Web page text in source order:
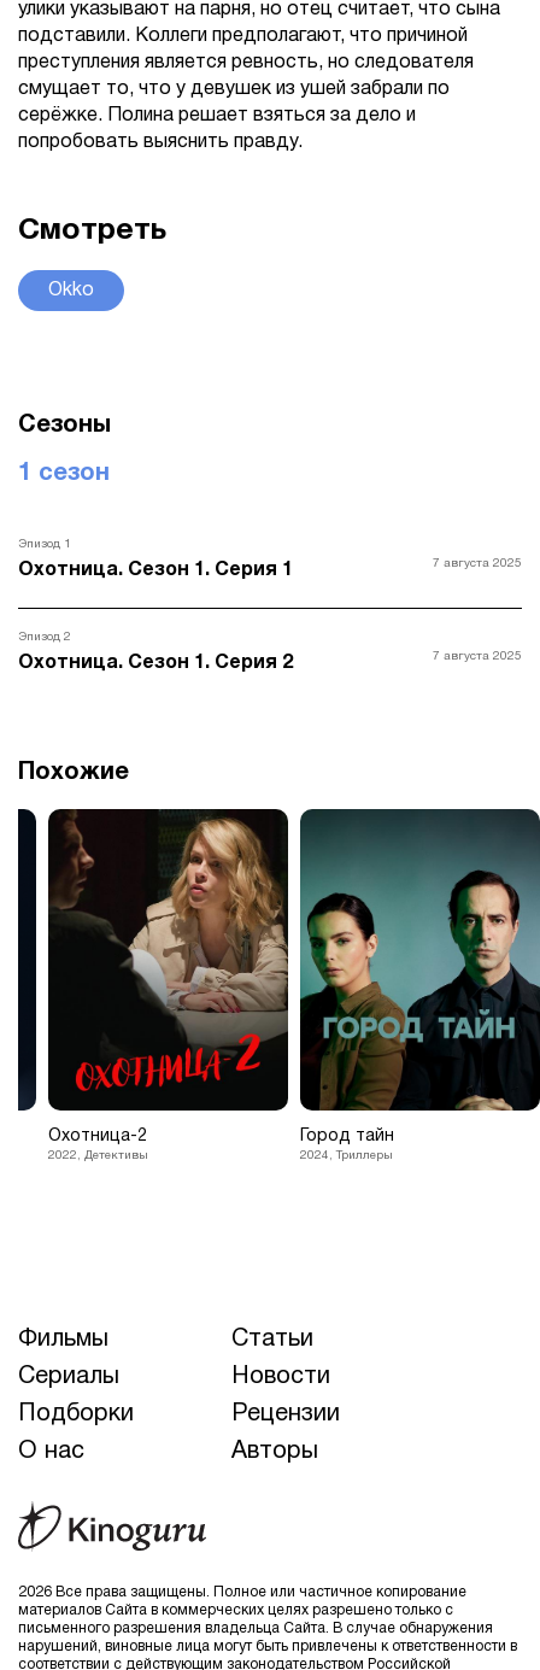
улики указывают на парня, но отец считает, что сына
подставили. Коллеги предполагают, что причиной
преступления является ревность, но следователя
смущает то, что у девушек из ушей забрали по
серёжке. Полина решает взяться за дело и
попробовать выяснить правду.
Смотреть
Okko
Сезоны
1 сезон
Эпизод 1
Охотница. Сезон 1. Серия 1 7 августа 2025
Эпизод 2
Охотница. Сезон 1. Серия 2 7 августа 2025
Похожие
Охотница-2
2022, Детективы
Город тайн
2024, Триллеры
2026 Все права защищены. Полное или частичное копирование
материалов Сайта в коммерческих целях разрешено только с
письменного разрешения владельца Сайта. В случае обнаружения
нарушений, виновные лица могут быть привлечены к ответственности в
соответствии с действующим законодательством Российской
Фильмы
Статьи
Сериалы
Новости
Подборки
Рецензии
О нас
Авторы